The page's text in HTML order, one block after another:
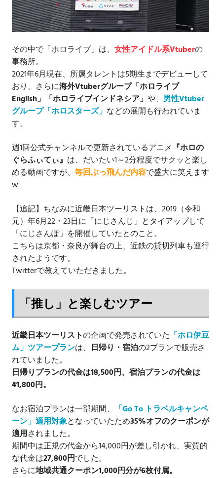
その中で「ホロライブ」は、 女性アイドル系Vtuberの
事務所。
2021年6月現在、所属タレントは5期生までデビューして
おり、さらに海外Vtuberグループ「ホロライブ
English」「ホロライブインドネシア」 や、 男性Vtuber
グループ「ホロスターズ」 などの展開も行われていま
す。
週1回公式チャンネルで更新されているアニメ 『ホロの
ぐらふぃてぃ』 は、だいたい1～2分程度でサクッと楽し
める動画ですが、 毎回ぶっ飛んだ内容で盛大に笑えます
w
【追記】ちなみに近畿日本ツーリストは、2019（令和
元）年6月22・23日に「にじさんじ」とタイアップして
「にじさんぽ」を開催していたとのこと。
こちらは京都・奈良が舞台の上、近鉄の貸切列車も運行
されたようです。
Twitterで教えていただきました。
「推し」と楽しむツアー
近畿日本ツーリストの企画で発売されていた 「ホロ伊豆
ム」ツアープランは、 日帰り・宿泊の2プランで販売さ
れていました。
日帰りプランの代金は18,500円、宿泊プランの代金は
41,800円。
なお宿泊プランは一部期間、
「Go To トラベルキャンペ
ーン」適用対象となっていたため35%オフのクーポンが
適用されました。
期間中は正規の代金から14,000円が差し引かれ、実質的
な代金は27,800円でした。
さらに地域共通クーポン1,000円分が6枚付属。